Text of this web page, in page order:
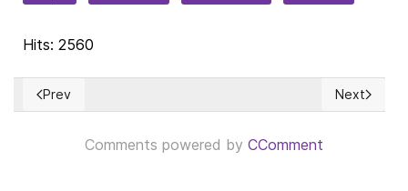
Hits: 2560
Previous article: La Riqueza salva Vidas
Prev Next
Next
Comments powered by CComment